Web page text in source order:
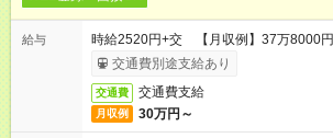
給与
時給2520円+交 【月収例】37万8000円
交通費別途支給あり
交通費 交通費支給
月収例 30万円～